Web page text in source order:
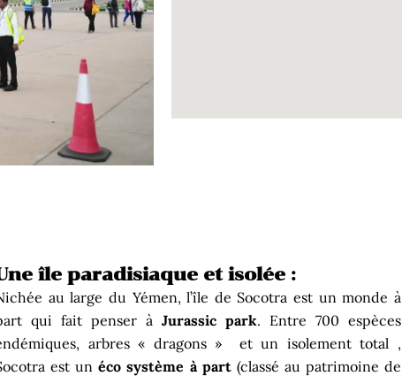
île paradisiaque et isolée :
au large du Yémen, l’île de Socotra est un monde à
qui fait penser à Jurassic park. Entre 700 espèces
arbres « dragons » et un isolement total ,
est unéco système à part(classé au patrimoine de